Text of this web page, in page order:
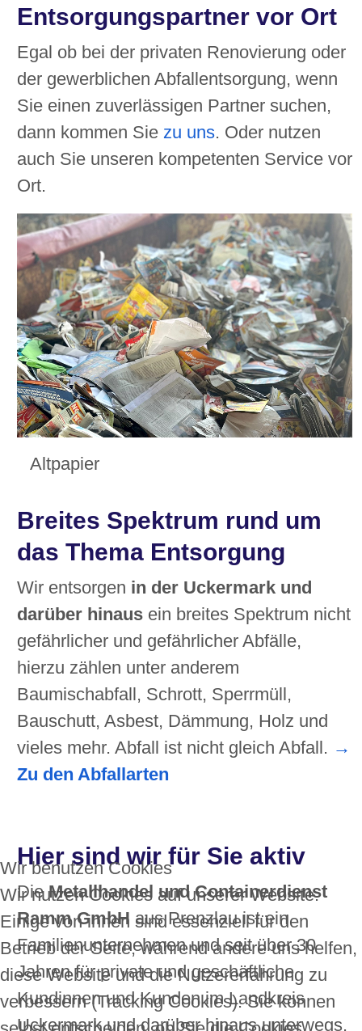
Entsorgungspartner vor Ort
Egal ob bei der privaten Renovierung oder
der gewerblichen Abfallentsorgung, wenn
Sie einen zuverlässigen Partner suchen,
dann kommen Sie zu uns. Oder nutzen
auch Sie unseren kompetenten Service vor
Ort.
Altpapier
Breites Spektrum rund um
das Thema Entsorgung
Wir entsorgen in der Uckermark und
darüber hinausein breites Spektrum nicht
gefährlicher und gefährlicher Abfälle,
hierzu zählen unter anderem
Baumischabfall, Schrott, Sperrmüll,
Bauschutt, Asbest, Dämmung, Holz und
vieles mehr. Abfall ist nicht gleich Abfall. →
Zu den Abfallarten
Hier sind wir für Sie aktiv
DieMetallhandel und Containerdienst
Ramm GmbH aus Prenzlau ist ein
Familienunternehmen und seit über 30
Jahren für private und geschäftliche
Kundinnen und Kunden im Landkreis
Uckermark und darüber hinaus unterwegs.
Wir benutzen Cookies
Wir nutzen Cookies auf unserer Website.
Einige von ihnen sind essenziell für den
Betrieb der Seite, während andere uns helfen,
diese Website und die Nutzererfahrung zu
verbessern (Tracking Cookies). Sie können